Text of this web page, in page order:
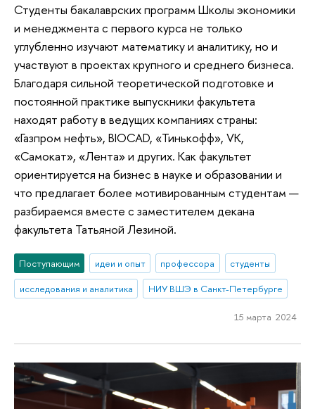
Студенты бакалаврских программ Школы экономики
и менеджмента с первого курса не только
углубленно изучают математику и аналитику, но и
участвуют в проектах крупного и среднего бизнеса.
Благодаря сильной теоретической подготовке и
постоянной практике выпускники факультета
находят работу в ведущих компаниях страны:
«Газпром нефть», BIOCAD, «Тинькофф», VK,
«Самокат», «Лента» и других. Как факультет
ориентируется на бизнес в науке и образовании и
что предлагает более мотивированным студентам —
разбираемся вместе с заместителем декана
факультета Татьяной Лезиной.
Поступающим идеи и опыт профессора
студенты
исследования и аналитика
НИУ ВШЭ в Санкт-Петербурге
15 марта 2024